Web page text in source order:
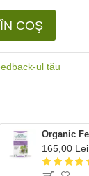
ul tău
COŞ
165,00 Lei